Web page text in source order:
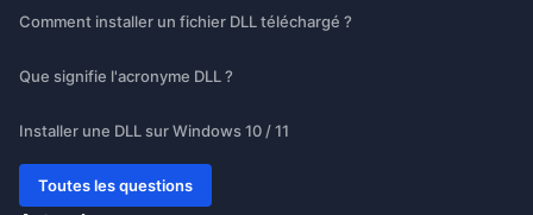
Comment installer un fichier DLL téléchargé ?
Que signifie l'acronyme DLL ?
Installer une DLL sur Windows 10 / 11
Toutes les questions